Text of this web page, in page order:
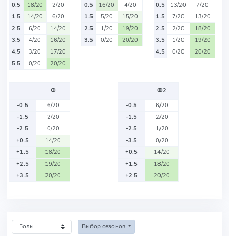
0.5
18/20
2/20
1.5
14/20
6/20
2.5
6/20
14/20
3.5
4/20
16/20
4.5
3/20
17/20
5.5
0/20 20/20
0.5
16/20
4/20
1.5
5/20
15/20
2.5
1/20
19/20
3.5
0/20 20/20
0.5
13/20
7/20
1.5
7/20
13/20
2.5
2/20
18/20
3.5
1/20
19/20
4.5
0/20 20/20
Ф
-0.5
6/20
-1.5
2/20
-2.5
0/20
+0.5
14/20
+1.5
18/20
+2.5
19/20
+3.5
20/20
Ф2
-0.5
6/20
-1.5
2/20
-2.5
1/20
-3.5
0/20
+0.5
14/20
+1.5
18/20
+2.5
20/20
Выбор сезонов